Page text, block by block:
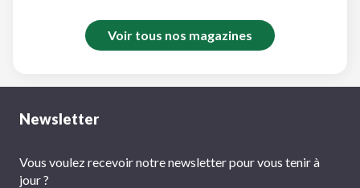
Voir tous nos magazines
Newsletter
Vous voulez recevoir notre newsletter pour vous tenir à
jour ?